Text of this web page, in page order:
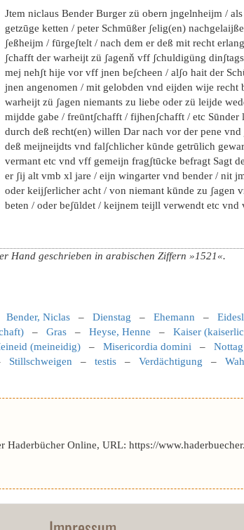
Jtem niclaus Bender Burger zü obern jngelnheijm / als
getzūge ketten / peter Schmūßer ʃelig(en)
ʃeßheijm / fūrgeʃtelt / nach dem er deß mit recht
ʃchafft der warheijt zü ʃagenň vff ʃchuldigüng
mej nehʃt hije vor vff jnen beʃcheen / alʃo hait der
jnen angenomen / mit gelobden vnd eijden wije recht
warheijt zü ʃagen niemants zu liebe oder zü leijde
mijdde gabe / freūntʃchafft / fijhenʃchafft / etc Sūnder
durch deß recht(en) willen Dar nach vor der pene vnd
deß meijneijdts vnd falʃchlicher kūnde getrūlich
vermant etc vnd vff gemeijn fragʃtūcke befragt Sagt
er ʃij alt vmb xl jare / eijn wingarter vnd bender / nit
oder keijʃerlicher acht / von niemant kūnde zu ʃagen
beten / oder beʃūldet / keijnem teijll verwendt etc vnd
Hand geschrieben in arabischen Ziffern »1521«.
Bender, Niclas – Dienstag – Ehemann –
– Gras – Heyse, Henne – Kaiser
(meineidig) – Misericordia domini – Nottag
Stillschweigen – testis – Verdächtigung –
Online, URL: https://